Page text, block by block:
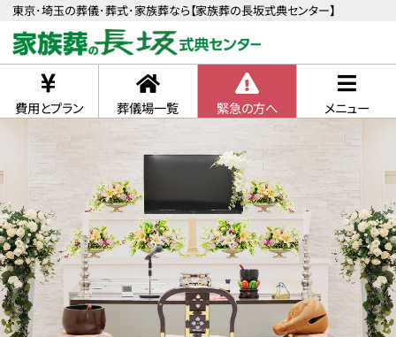
東京･埼玉の葬儀･葬式･家族葬なら【家族葬の長坂式典センター】
費用とプラン 葬儀場一覧 緊急の方へ メニュー